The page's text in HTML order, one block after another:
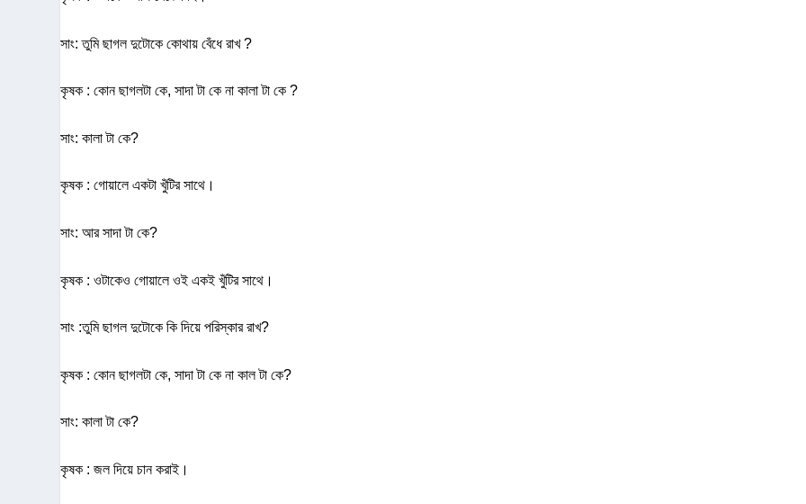
সাং: তুমি ছাগল দুটোকে কোথায় বেঁধে রাখ ?
কৃষক : কোন ছাগলটা কে, সাদা টা কে না কালা টা কে ?
সাং: কালা টা কে?
কৃষক : গোয়ালে একটা খুঁটির সাথে।
সাং: আর সাদা টা কে?
কৃষক : ওটাকেও গোয়ালে ওই একই খুঁটির সাথে।
সাং :তুমি ছাগল দুটোকে কি দিয়ে পরিস্কার রাখ?
কৃষক : কোন ছাগলটা কে, সাদা টা কে না কাল টা কে?
সাং: কালা টা কে?
কৃষক : জল দিয়ে চান করাই।